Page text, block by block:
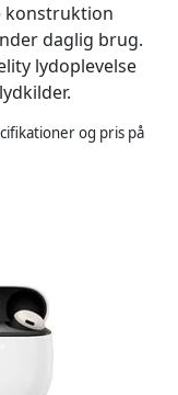
konstruktion
daglig brug.
lydoplevelse
og pris på